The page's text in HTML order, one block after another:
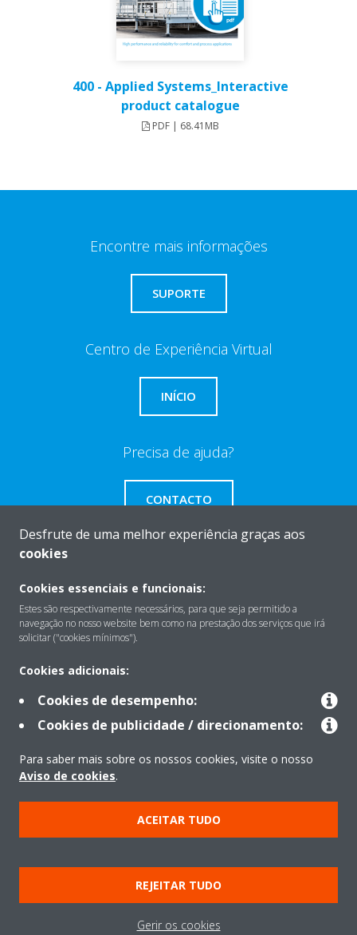
400 - Applied Systems_Interactive
product catalogue
PDF | 68.41MB
Encontre mais informações
SUPORTE
Centro de Experiência Virtual
INÍCIO
Precisa de ajuda?
CONTACTO
Sobre
Contacto
Produtos
Copyright © Daikin
Aviso Legal
Aviso de cookies
Política de Proteção de Dados
Ética empresarial
Data Act
Desfrute de uma melhor experiência graças aos
cookies
Cookies essenciais e funcionais:
Estes são respectivamente necessários, para que seja permitido a
navegação no nosso website bem como na prestação dos serviços que irá
solicitar ("cookies mínimos").
Cookies adicionais:
Cookies de desempenho:
Cookies de publicidade / direcionamento:
Para saber mais sobre os nossos cookies, visite o nosso
Aviso de cookies.
ACEITAR TUDO
REJEITAR TUDO
Gerir os cookies